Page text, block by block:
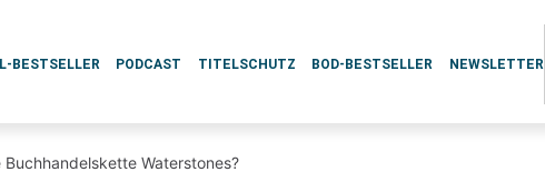
BESTSELLER PODCAST TITELSCHUTZ BOD-BESTSELLER NEWSLETTER
Waterstones?